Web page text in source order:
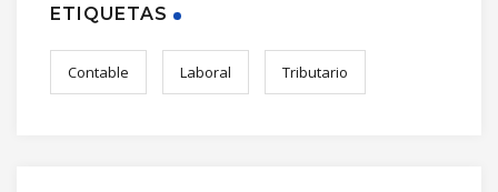
ETIQUETAS
Contable Laboral Tributario